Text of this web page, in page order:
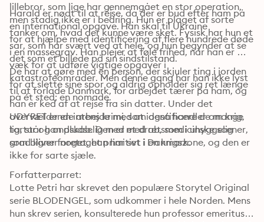
lillebror, som lige har gennemgået en stor operation,
men stadig ikke er i bedring. Hun er plaget af sorte
tanker om, hvad der kunne være sket. Fysisk har hun et
sår, som har svært ved at hele, og hun begynder at se
det som et billede på sin sindstilstand.
Harald er nødt til at rejse, da der er bud efter ham på
en international opgave. Han skal til Ukraine
for at hjælpe med identificering af flere hundrede døde
i en massegrav. Han plejer at føle frihed, når han er
væk for at udføre vigtige opgaver i
katastrofeområder. Men denne gang har han ikke lyst
til at forlade Danmark, for arbejdet tærer på ham, og
han er ked af at rejse fra sin datter. Under det
overvældende arbejde med at identificere de mange
lig, står han pludselig med et drab, som i uhyggelig
grad ligner noget, han har set i Danmark.
De har at gøre med en person, der skjuler ting i jorden
for at slette sine spor og aldrig opholder sig ret længe
på ét sted; en nomade.
UDYRET er en intens krimi, som også handler om krig,
tortur og ondskab. Den er med retsmedicinske scener,
som bliver foretaget primitivt i en krigszone, og den er
Forfatterparret:
Lotte Petri har skrevet den populære Storytel Original
serie BLODENGEL, som udkommer i hele Norden. Mens
hun skrev serien, konsulterede hun professor emeritus i